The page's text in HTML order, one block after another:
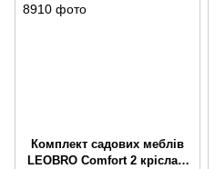
Комплект садових меблів
LEOBRO Comfort 2 крісла +